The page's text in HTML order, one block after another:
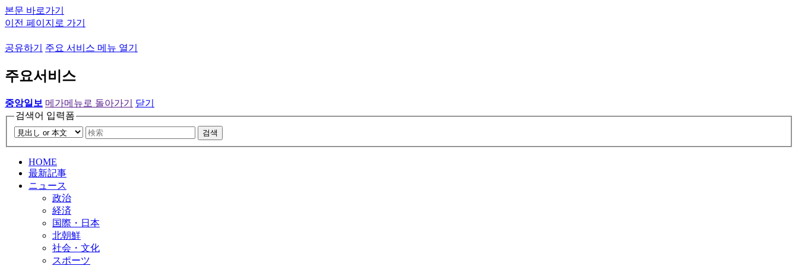
본문 바로가기
이전 페이지로 가기
공유하기 주요 서비스 메뉴 열기
주요서비스
중앙일보 메가메뉴로 돌아가기
닫기
검색어 입력폼
검색
HOME
最新記事
ニュース
政治
経済
国際・日本
北朝鮮
社会・文化
スポーツ